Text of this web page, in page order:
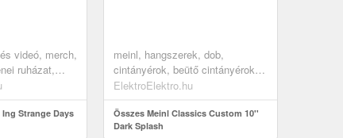
videó, merch,
ruházat,
Strange Days
meinl, hangszerek, dob,
cintányérok, beütő cintányérok -
splash
ElektroElektro.hu
Összes Meinl Classics Custom 10''
Dark Splash